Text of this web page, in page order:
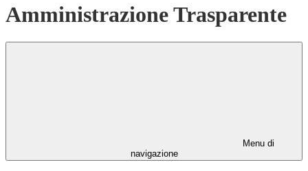
Amministrazione Trasparente
Menu di
navigazione